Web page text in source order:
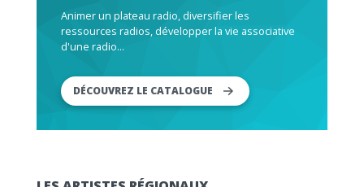
Animer un plateau radio, diversifier les
ressources radios, développer la vie associative
d'une radio...
DÉCOUVREZ LE CATALOGUE